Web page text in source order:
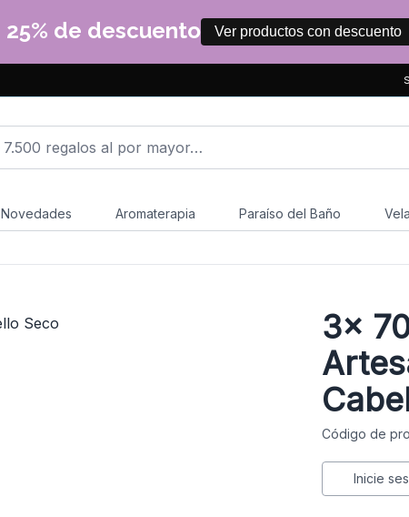
25% de descuento Ver productos con descuento
Novedades Aromaterapia Paraíso del Baño
3x
Código de
Inicie